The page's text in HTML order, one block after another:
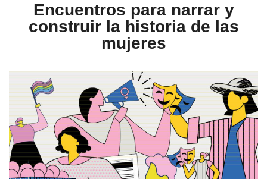
Encuentros para narrar y
construir la historia de las
mujeres